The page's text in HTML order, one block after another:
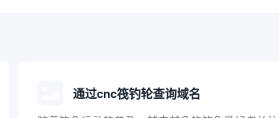
通过cnc筏钓轮查询域名